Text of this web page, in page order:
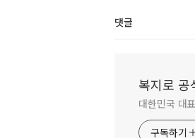
댓글
복지로 공
대한민국
구독하기